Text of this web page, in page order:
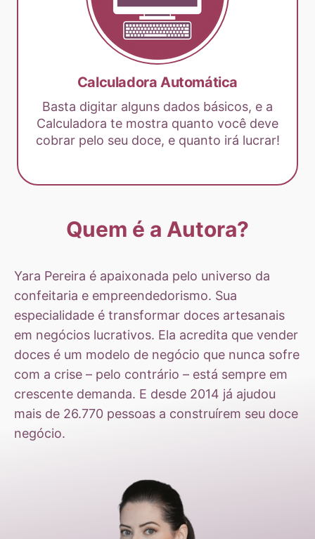
Calculadora Automática
Basta digitar alguns dados básicos, e a
Calculadora te mostra quanto você deve
cobrar pelo seu doce, e quanto irá lucrar!
Quem é a Autora?
Yara Pereira é apaixonada pelo universo da
confeitaria e empreendedorismo. Sua
especialidade é transformar doces artesanais
em negócios lucrativos. Ela acredita que vender
doces é um modelo de negócio que nunca sofre
com a crise – pelo contrário – está sempre em
crescente demanda. E desde 2014 já ajudou
mais de 26.770 pessoas a construírem seu doce
negócio.